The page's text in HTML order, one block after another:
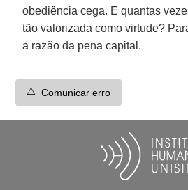
obediência cega. E quantas
tão valorizada como virtude?
a razão da pena capital.
⚠️ Comunicar erro